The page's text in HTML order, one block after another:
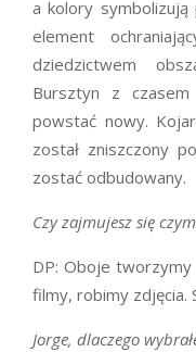
a kolory symbolizują
element
dziedzictwem
Bursztyn z
powstać nowy.
został zniszczony
zostać odbudowany.
Czy zajmujesz się
DP: Oboje tworzymy
filmy, robimy zdjęcia.
Jorge, dlaczego